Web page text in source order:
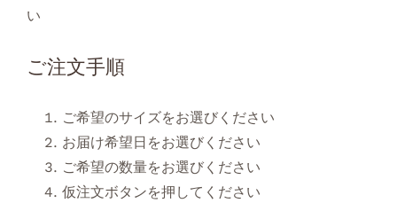
い
ご注文手順
ご希望のサイズをお選びください
お届け希望日をお選びください
ご希望の数量をお選びください
仮注文ボタンを押してください